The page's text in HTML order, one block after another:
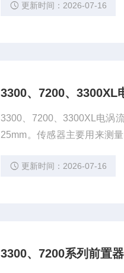
更新时间：2026-07-16
3300、7200、3300XL
3300、7200、3300XL电涡
25mm。传感器主要用来测
更新时间：2026-07-16
3300、7200系列前置